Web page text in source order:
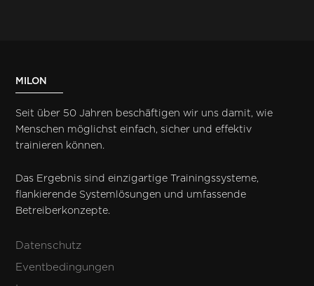
MILON
Seit über 50 Jahren beschäftigen wir uns damit, wie
Menschen möglichst einfach, sicher und effektiv
trainieren können.
Das Ergebnis sind einzigartige Trainingssysteme,
flankierende Systemlösungen und umfassende
Betreiberkonzepte.
Datenschutz
Eventbedingungen